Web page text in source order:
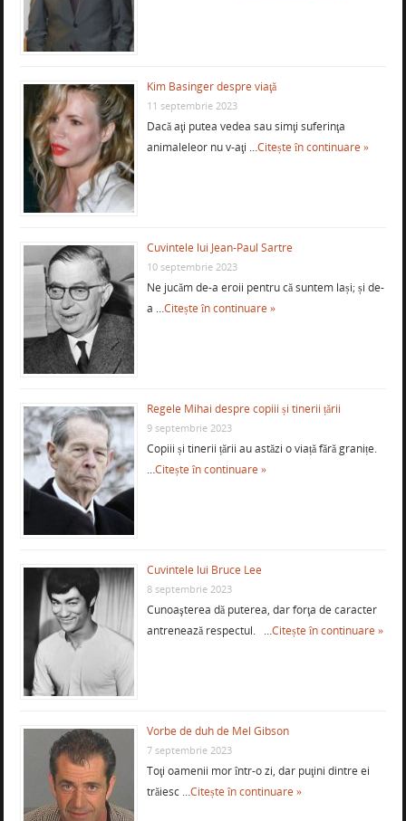
Kim Basinger despre viaţă
11 septembrie 2023
Dacă aţi putea vedea sau simţi suferinţa
animaleleor nu v-aţi …Citește în continuare »
Cuvintele lui Jean-Paul Sartre
10 septembrie 2023
Ne jucăm de-a eroii pentru că suntem lași; și de-
a …Citește în continuare »
Regele Mihai despre copiii și tinerii țării
9 septembrie 2023
Copiii și tinerii țării au astăzi o viață fără granițe.
…Citește în continuare »
Cuvintele lui Bruce Lee
8 septembrie 2023
Cunoaşterea dă puterea, dar forţa de caracter
antrenează respectul. …Citește în continuare »
Vorbe de duh de Mel Gibson
7 septembrie 2023
Toţi oamenii mor într-o zi, dar puţini dintre ei
trăiesc …Citește în continuare »